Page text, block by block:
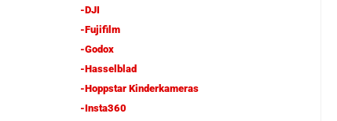
-DJI
-Fujifilm
-Godox
-Hasselblad
-Hoppstar Kinderkameras
-Insta360